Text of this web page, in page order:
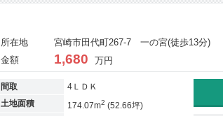
所在地
宮崎市田代町267-7 一の宮(徒歩13分)
金額
1,680 万円
間取
4ＬＤＫ
土地面積
174.07m2 (52.66坪)